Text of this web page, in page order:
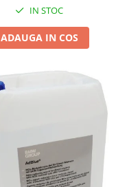
IN STOC
ADAUGA IN COS